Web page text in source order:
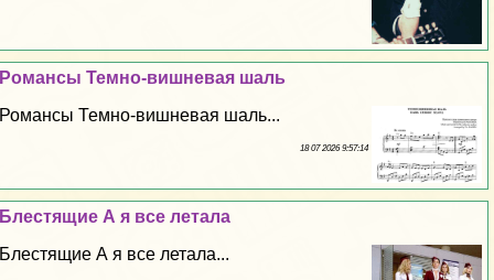
Романсы Темно-вишневая шаль
Романсы Темно-вишневая шаль...
18 07 2026 9:57:14
Блестящие А я все летала
Блестящие А я все летала...